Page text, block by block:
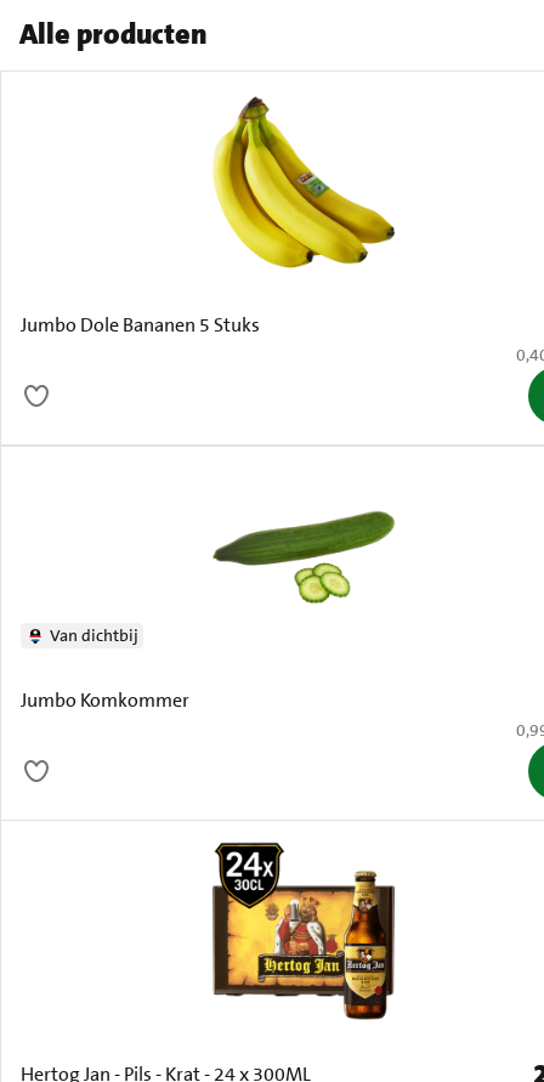
Alle producten
Jumbo Dole Bananen 5 Stuks
€
Jumbo Komkommer
Van dichtbij
€
Hertog Jan - Pils - Krat - 24 x 300ML